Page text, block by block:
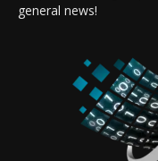
general news!